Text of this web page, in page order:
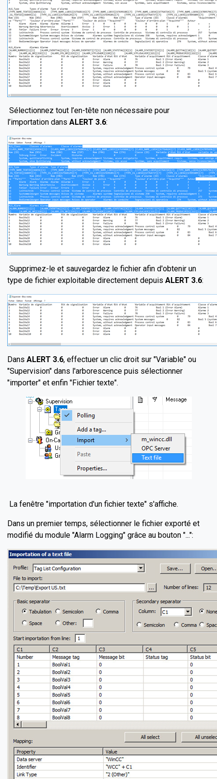
Sélectionnez tout l’en-tête non nécessaire pour
l’importation dans ALERT 3.6:
Supprimez-le et sauvegardez le fichier afin d'obtenir un
type de fichier exploitable directement depuis ALERT 3.6:
Dans ALERT 3.6, effectuer un clic droit sur "Variable" ou
"Supervision" dans l'arborescence puis sélectionner
"importer" et enfin "Fichier texte".
La fenêtre "importation d'un fichier texte" s'affiche.
Dans un premier temps, sélectionner le fichier exporté et
modifié du module "Alarm Logging" grâce au bouton "...":